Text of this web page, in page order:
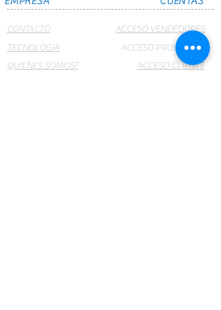
CONTACTO
ACCESO VENDEDORES
TECNOLOGIA
QUIENES SOMOS?
ACCESO PROVEEDOR
ACCESO CLIENTE